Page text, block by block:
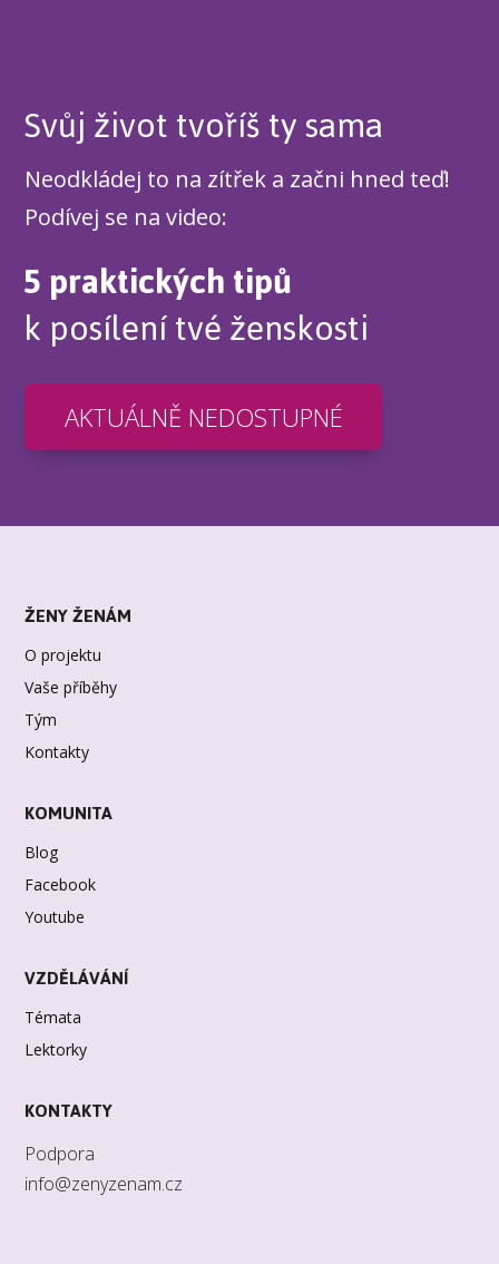
Svůj život tvoříš ty sama
Neodkládej to na zítřek a začni hned teď!
Podívej se na video:
5 praktických tipů
k posílení tvé ženskosti
AKTUÁLNĚ NEDOSTUPNÉ
ŽENY ŽENÁM
O projektu
Vaše příběhy
Tým
Kontakty
KOMUNITA
Blog
Facebook
Youtube
VZDĚLÁVÁNÍ
Témata
Lektorky
KONTAKTY
Podpora
info@zenyzenam.cz